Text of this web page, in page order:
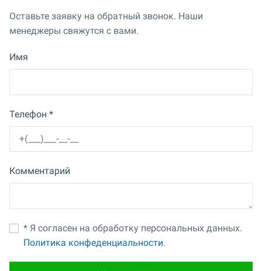
Оставьте заявку на обратный звонок. Наши
менеджеры свяжутся с вами.
Имя
Телефон *
Комментарий
* Я согласен на обработку персональных данных.
Политика конфеденциальности.